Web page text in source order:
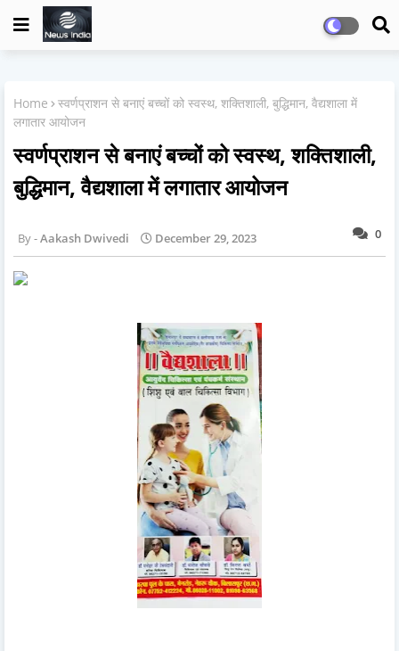
Home
स्वर्णप्राशन से बनाएं बच्चों को स्वस्थ, शक्तिशाली, बुद्धिमान, वैद्यशाला में
लगातार आयोजन
स्वर्णप्राशन से बनाएं बच्चों को स्वस्थ, शक्तिशाली,
बुद्धिमान, वैद्यशाला में लगातार आयोजन
0
Aakash Dwivedi December 29, 2023